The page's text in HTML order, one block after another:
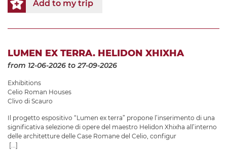
Add to my trip
LUMEN EX TERRA. HELIDON XHIXHA
from 12-06-2026 to 27-09-2026
Exhibitions
Celio Roman Houses
Clivo di Scauro
Il progetto espositivo “Lumen ex terra” propone l’inserimento di una
significativa selezione di opere del maestro Helidon Xhixha all’interno
delle architetture delle Case Romane del Celio, configur
[...]